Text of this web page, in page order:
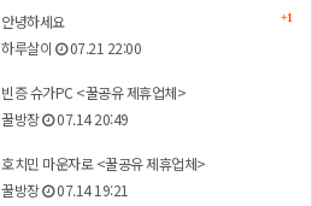
+1
안녕하세요
하루살이
07.21 22:00
빈증 슈가PC <꿀공유 제휴업체>
꿀방장 07.14 20:49
호치민 마운자로 <꿀공유 제휴업체>
꿀방장 07.14 19:21